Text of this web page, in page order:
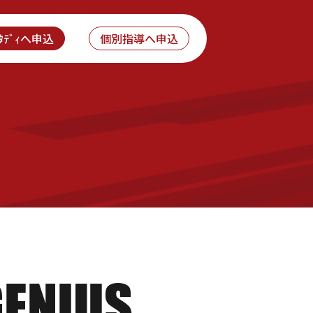
ﾃﾞｨへ申込 個別指導へ申込